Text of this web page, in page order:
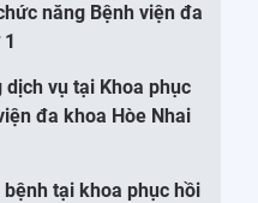
năng Bệnh viện đa
dịch vụ tại Khoa phục
đa khoa Hòe Nhai
tại khoa phục hồi